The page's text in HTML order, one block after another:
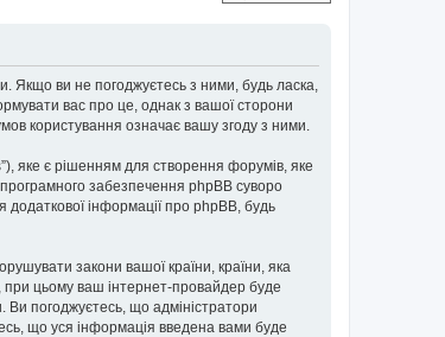
Якщо ви не погоджуєтесь з ними, будь ласка,
вас про це, однак з вашої сторони
користування означає вашу згоду з ними.
яке є рішенням для створення форумів, яке
забезпечення phpBB суворо
додаткової інформації про phpBB, будь
закони вашої країни, країни, яка
при цьому ваш інтернет-провайдер буде
Ви погоджуєтесь, що адміністратори
що уся інформація введена вами буде